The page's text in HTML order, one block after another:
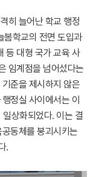
히 늘어난 학교 행정
봄학교의 전면 도입과
등 대형 국가 교육 사
임계점을 넘어섰다는
준을 제시하지 않은
정실 사이에서는 이
상화되었다. 이는 결
동체를 붕괴시키는
.